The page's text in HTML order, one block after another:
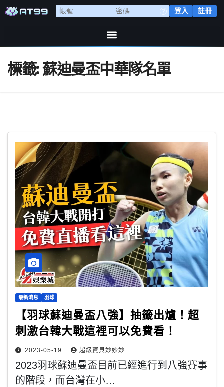
登入 註冊
標籤:蘇迪曼盃中華隊名單
最新消息 羽球
【羽球蘇迪曼盃八強】抽籤出爐！超
刺激台韓大戰這裡可以免費看！
2023-05-19 超級寶貝妙妙妙
2023羽球蘇迪曼盃目前已經進行到八強賽事
的階段，而台灣在小…